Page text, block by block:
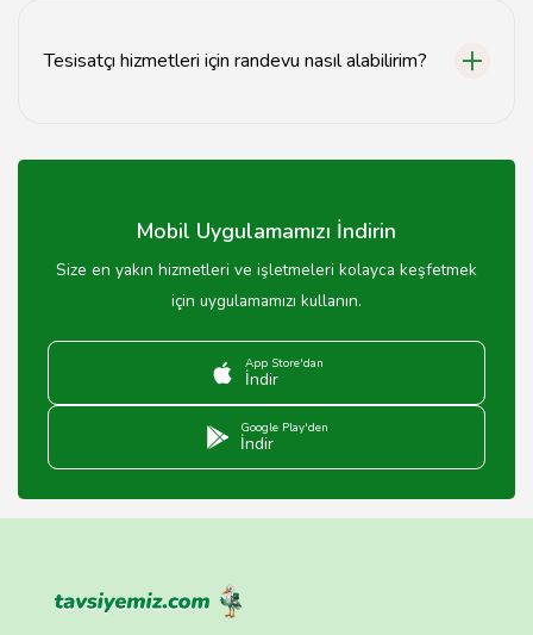
Tesisatçı hizmetleri için randevu nasıl alabilirim?
üzerinden randevu alabilirsiniz.
Mobil Uygulamamızı İndirin
Size en yakın hizmetleri ve işletmeleri kolayca keşfetmek
için uygulamamızı kullanın.
App Store'dan
İndir
Google Play'den
İndir